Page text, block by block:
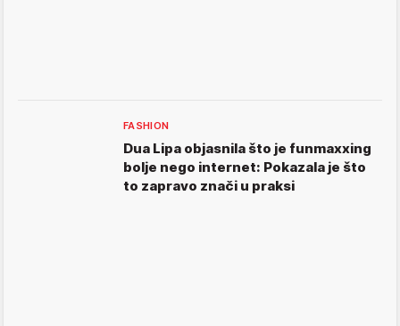
FASHION
Dua Lipa objasnila što je funmaxxing
bolje nego internet: Pokazala je što
to zapravo znači u praksi